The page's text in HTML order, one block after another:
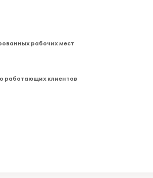
рабочих мест
работающих клиентов